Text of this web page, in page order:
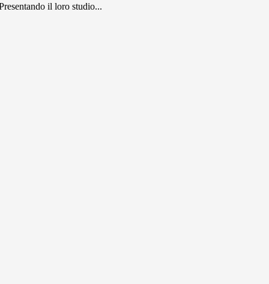
il loro studio...